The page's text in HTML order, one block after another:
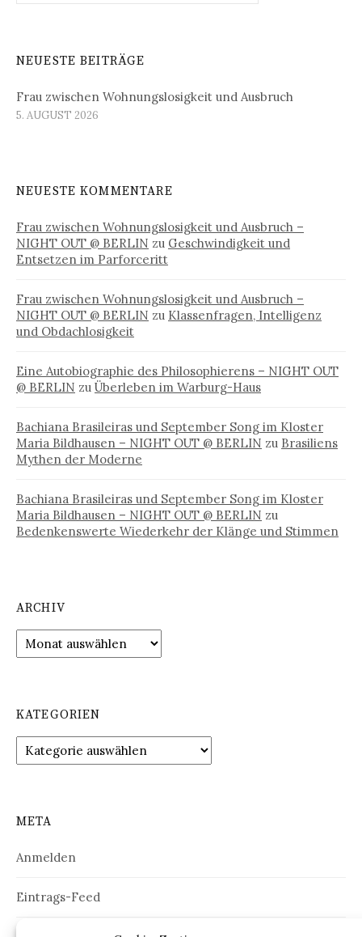
NEUESTE BEITRÄGE
Frau zwischen Wohnungslosigkeit und Ausbruch
5. AUGUST 2026
NEUESTE KOMMENTARE
Frau zwischen Wohnungslosigkeit und Ausbruch –
NIGHT OUT @ BERLIN zu Geschwindigkeit und
Entsetzen im Parforceritt
Frau zwischen Wohnungslosigkeit und Ausbruch –
NIGHT OUT @ BERLIN zu Klassenfragen, Intelligenz
und Obdachlosigkeit
Eine Autobiographie des Philosophierens – NIGHT OUT
@ BERLIN zu Überleben im Warburg-Haus
Bachiana Brasileiras und September Song im Kloster
Maria Bildhausen – NIGHT OUT @ BERLIN zu Brasiliens
Mythen der Moderne
Bachiana Brasileiras und September Song im Kloster
Maria Bildhausen – NIGHT OUT @ BERLIN zu
Bedenkenswerte Wiederkehr der Klänge und Stimmen
ARCHIV
Archiv
KATEGORIEN
Kategorien
META
Anmelden
Eintrags-Feed